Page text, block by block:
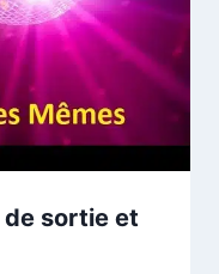
de sortie et